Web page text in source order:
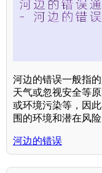
河边的错误一般指
天气或忽视安全等
或环境污染等，因
围的环境和潜在风
河边的错误